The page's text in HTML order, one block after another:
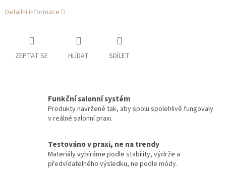
Detailní informace
ZEPTAT SE HLÍDAT SDÍLET
Funkční salonní systém
Produkty navržené tak, aby spolu spolehlivě fungovaly
v reálné salonní praxi.
Testováno v praxi, ne na trendy
Materiály vybíráme podle stability, výdrže a
předvídatelného výsledku, ne podle módy.